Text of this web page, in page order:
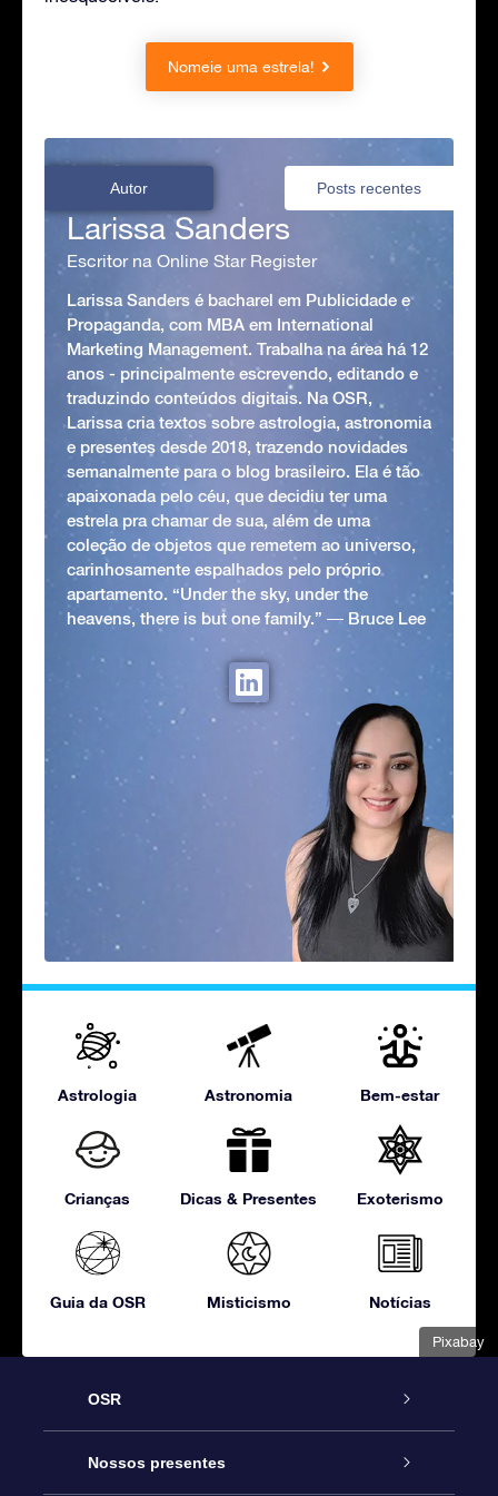
Pixabay
Nomeie uma estrela!
Autor Posts recentes
Larissa Sanders
Escritor na Online Star Register
Larissa Sanders é bacharel em Publicidade e
Propaganda, com MBA em International
Marketing Management. Trabalha na área há 12
anos - principalmente escrevendo, editando e
traduzindo conteúdos digitais. Na OSR,
Larissa cria textos sobre astrologia, astronomia
e presentes desde 2018, trazendo novidades
semanalmente para o blog brasileiro. Ela é tão
apaixonada pelo céu, que decidiu ter uma
estrela pra chamar de sua, além de uma
coleção de objetos que remetem ao universo,
carinhosamente espalhados pelo próprio
apartamento. “Under the sky, under the
heavens, there is but one family.” ― Bruce Lee
Astrologia Astronomia Bem-estar
Crianças Dicas & Presentes Exoterismo
Guia da OSR Misticismo Notícias
OSR
Serviço
Nossos presentes